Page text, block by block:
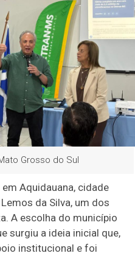
Grosso do Sul
Aquidauana, cidade
da Silva, um dos
A escolha do município
surgiu a ideia inicial que,
institucional e foi